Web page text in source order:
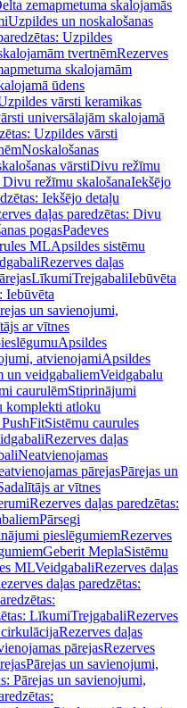
zemapmetuma skalojamās
Uzpildes un noskalošanas
Uzpildes
tvertnēmRezerves
skalojamām
ūdens
vārsti keramikas
universālajām skalojamā
Uzpildes vārsti
Noskalošanas
vārstiDivu režīmu
Divu režīmu skalošanaIekšējo
Iekšējo detaļu
daļas paredzētas: Divu
pogasPadeves
MLApsildes sistēmu
Rezerves daļas
LīkumiTrejgabaliIebūvēta
Iebūvēta
un savienojumi,
ar vītnes
Apsildes
atvienojamiApsildes
un veidgabaliemVeidgabalu
caurulēmStiprinājumi
komplekti atloku
Sistēmu caurules
Rezerves daļas
Neatvienojamas
pārejasPārejas un
ar vītnes
Rezerves daļas paredzētas:
Pārsegi
pieslēgumiemRezerves
Geberit MeplaSistēmu
MLVeidgabaliRezerves daļas
daļas paredzētas:
LīkumiTrejgabaliRezerves
Rezerves daļas
pārejasRezerves
Pārejas un savienojumi,
Pārejas un savienojumi,